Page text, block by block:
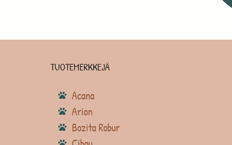
TUOTEMERKKEJÄ
Acana
Arion
Bozita Robur